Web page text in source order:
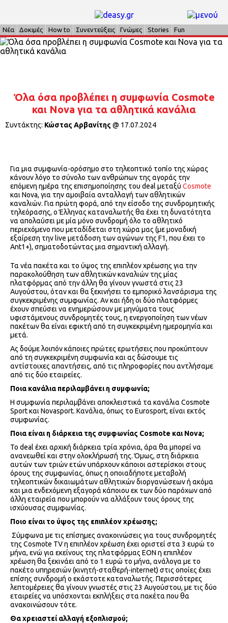
Νέα Δοκιμές How to Συνεντεύξεις Γνώμες Stories Fun
Όλα όσα προβλέπει η συμφωνία Cosmote
και Nova για τα αθλητικά κανάλια
Συντάκτης: Κώστας Αρβανίτης @ 17.07.2024
Για μια συμφωνία-ορόσημο στο τηλεοπτικό τοπίο της χώρας
κάνουν λόγο το σύνολο των ανθρώπων της αγοράς την
επόμενη ημέρα της επισημοποίησης του deal μεταξύ Cosmote
και Nova, για την αμοιβαία ανταλλαγή των αθλητικών
καναλιών. Για πρώτη φορά, από την είσοδο της συνδρομητικής
τηλεόρασης, ο Έλληνας καταναλωτής θα έχει τη δυνατότητα
να απολαύσει με μία μόνο συνδρομή όλο το αθλητικό
περιεχόμενο που μεταδίδεται στη χώρα μας (με μοναδική
εξαίρεση την live μετάδοση των αγώνων της F1, που έχει το
Ant1+), σηματοδοτώντας μια σημαντική αλλαγή.
Τα νέα πακέτα και το ύψος της επιπλέον χρέωσης για την
παρακολούθηση των αθλητικών καναλιών της μίας
πλατφόρμας από την άλλη θα γίνουν γνωστά στις 23
Αυγούστου, όταν και θα ξεκινήσει το εμπορικό λανσάρισμα της
συγκεκριμένης συμφωνίας. Αν και ήδη οι δύο πλατφόρμες
έχουν σπεύσει να ενημερώσουν με μηνύματα τους
υφιστάμενους συνδρομητές τους, η ενεργοποίηση των νέων
πακέτων θα είναι εφικτή από τη συγκεκριμένη ημερομηνία και
μετά.
Ας δούμε λοιπόν κάποιες πρώτες ερωτήσεις που προκύπτουν
από τη συγκεκριμένη συμφωνία και ας δώσουμε τις
αντίστοιχες απαντήσεις, από τις πληροφορίες που αντλήσαμε
από τις δύο εταιρείες.
Ποια κανάλια περιλαμβάνει η συμφωνία;
Η συμφωνία περιλαμβάνει αποκλειστικά τα κανάλια Cosmote
Sport και Novasport. Κανάλια, όπως το Eurosport, είναι εκτός
συμφωνίας.
Ποια είναι η διάρκεια της συμφωνίας Cosmote και Nova;
Το deal έχει αρχική διάρκεια τρία χρόνια, άρα θα μπορεί να
ανανεωθεί και στην ολοκλήρωσή της. Όμως, στη διάρκεια
αυτών των τριών ετών υπάρχουν κάποιοι αστερίσκοι στους
όρους της συμφωνίας, όπως η οποιαδήποτε μεταβολή
τηλεοπτικών δικαιωμάτων αθλητικών διοργανώσεων ή ακόμα
και μια ενδεχόμενη εξαγορά κάποιου εκ των δύο παρόχων από
άλλη εταιρεία που μπορούν να αλλάξουν τους όρους της
ισχύουσας συμφωνίας.
Ποιο είναι το ύψος της επιπλέον χρέωσης;
Σύμφωνα με τις επίσημες ανακοινώσεις για τους συνδρομητές
της Cosmote TV η επιπλέον χρέωση έχει οριστεί στα 3 ευρώ το
μήνα, ενώ για εκείνους της πλατφόρμας ΕΟΝ η επιπλέον
χρέωση θα ξεκινάει από το 1 ευρώ το μήνα, ανάλογα με το
πακέτο υπηρεσιών (κινητή-σταθερή-internet) στις οποίες έχει
επίσης συνδρομή ο εκάστοτε καταναλωτής. Περισσότερες
λεπτομέρειες θα γίνουν γνωστές στις 23 Αυγούστου, με τις δύο
εταιρείες να υπόσχονται εκπλήξεις στα πακέτα που θα
ανακοινώσουν τότε.
Θα χρειαστεί αλλαγή εξοπλισμού;